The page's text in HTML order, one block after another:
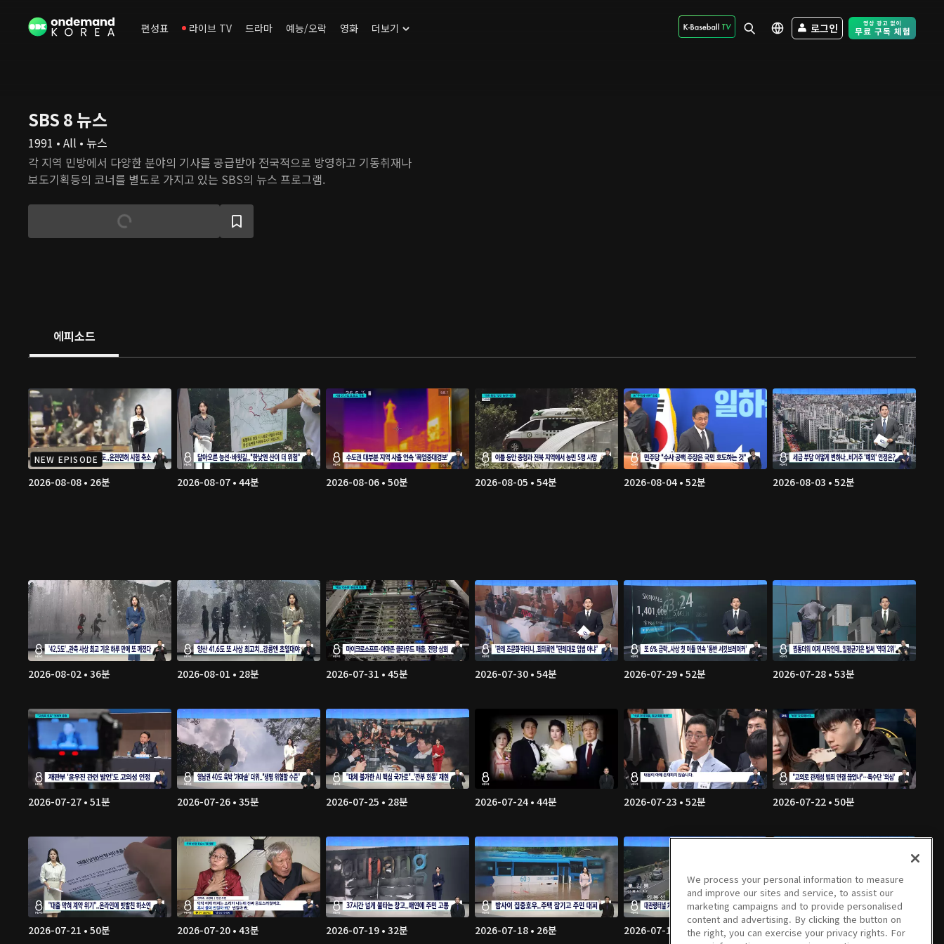
편성표 라이브 TV 드라마 예능/오락 영화 더보기 로그인 Free Trial -
SBS 8 뉴스
1991 • All • 뉴스
각 지역 민방에서 다양한 분야의 기사를 공급받아 전국적으로 방영하고 기동취재나
보도기획등의 코너를 별도로 가지고 있는 SBS의 뉴스 프로그램.
에피소드
NEW EPISODE
2026-08-08 • 26분 2026-08-07 • 44분 2026-08-06 • 50분 2026-08-05 • 54분 2026-08-04 • 52분 2026-08-03 • 52분
2026-08-02 • 36분 2026-08-01 • 28분 2026-07-31 • 45분 2026-07-30 • 54분 2026-07-29 • 52분 2026-07-28 • 53분
2026-07-27 • 51분 2026-07-26 • 35분 2026-07-25 • 28분 2026-07-24 • 44분 2026-07-23 • 52분 2026-07-22 • 50분
2026-07-21 • 50분 2026-07-20 • 43분 2026-07-19 • 32분 2026-07-18 • 26분 2026-07-17 • 48분 2026-07-16 • 46분
We process your personal information to measure
and improve our sites and service, to assist our
marketing campaigns and to provide personalised
content and advertising. By clicking the button on
the right, you can exercise your privacy rights. For